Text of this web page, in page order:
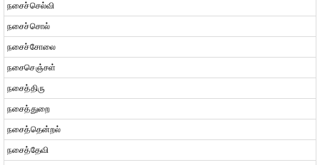
நசைச்செல்வி
நசைச்சொல்
நசைச்சோலை
நசைசெஞ்சள்
நசைத்திரு
நசைத்துறை
நசைத்தென்றல்
நசைத்தேவி